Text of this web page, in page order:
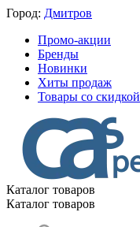
Город: Дмитров
Промо-акции
Бренды
Новинки
Хиты продаж
Товары со скидкой
Каталог товаров
Каталог товаров